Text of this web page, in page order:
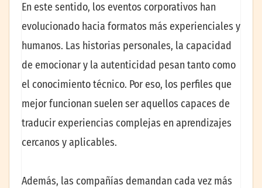
En este sentido, los eventos corporativos han
evolucionado hacia formatos más experienciales y
humanos. Las historias personales, la capacidad
de emocionar y la autenticidad pesan tanto como
el conocimiento técnico. Por eso, los perfiles que
mejor funcionan suelen ser aquellos capaces de
traducir experiencias complejas en aprendizajes
cercanos y aplicables.
Además, las compañías demandan cada vez más